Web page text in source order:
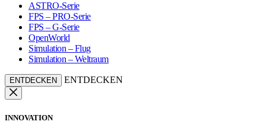
ASTRO-Serie
FPS – PRO-Serie
FPS – G-Serie
OpenWorld
Simulation – Flug
Simulation – Weltraum
ENTDECKEN ENTDECKEN
INNOVATION